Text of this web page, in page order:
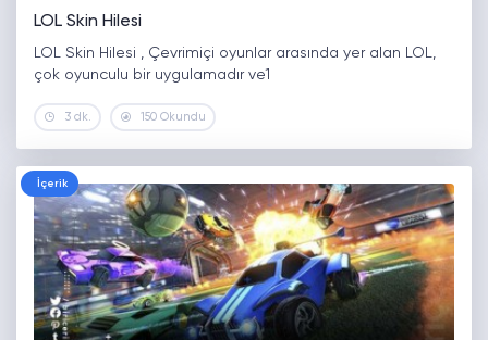
LOL Skin Hilesi
LOL Skin Hilesi , Çevrimiçi oyunlar arasında yer alan LOL,
çok oyunculu bir uygulamadır ve1
3 dk. 150 Okundu
İçerik